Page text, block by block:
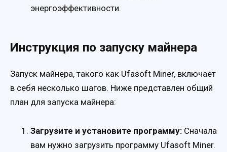
энергоэффективности.
Инструкция по запуску майнера
Запуск майнера, такого как Ufasoft Miner, включает
в себя несколько шагов. Ниже представлен общий
план для запуска майнера:
Загрузите и установите программу: Сначала
вам нужно загрузить программу Ufasoft Miner.